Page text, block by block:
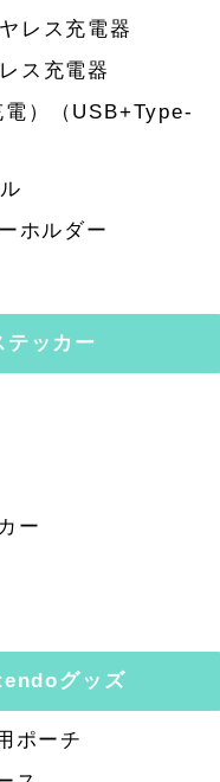
レス充電器
ス充電器
）（USB+Type-
ホルダー
テッカー
ー
グッズ
ポーチ